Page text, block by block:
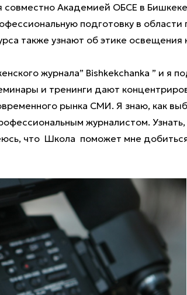
совместно Академией ОБСЕ в
подготовку в области
также узнают об этике освещения
журнала” Bishkekchanka ” и я
и тренинги дают
рынка СМИ. Я знаю, как
журналистом. Узнать,
что Школа поможет мне добиться